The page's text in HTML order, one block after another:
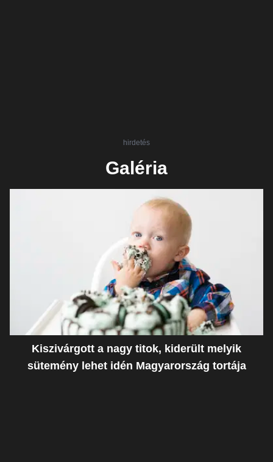
hirdetés
Galéria
Kiszivárgott a nagy titok, kiderült melyik
sütemény lehet idén Magyarország tortája